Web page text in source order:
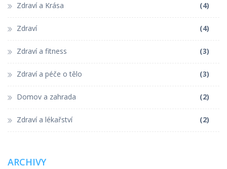
Zdraví a Krása (4)
Zdraví (4)
Zdraví a fitness (3)
Zdraví a péče o tělo (3)
Domov a zahrada (2)
Zdraví a lékařství (2)
ARCHIVY